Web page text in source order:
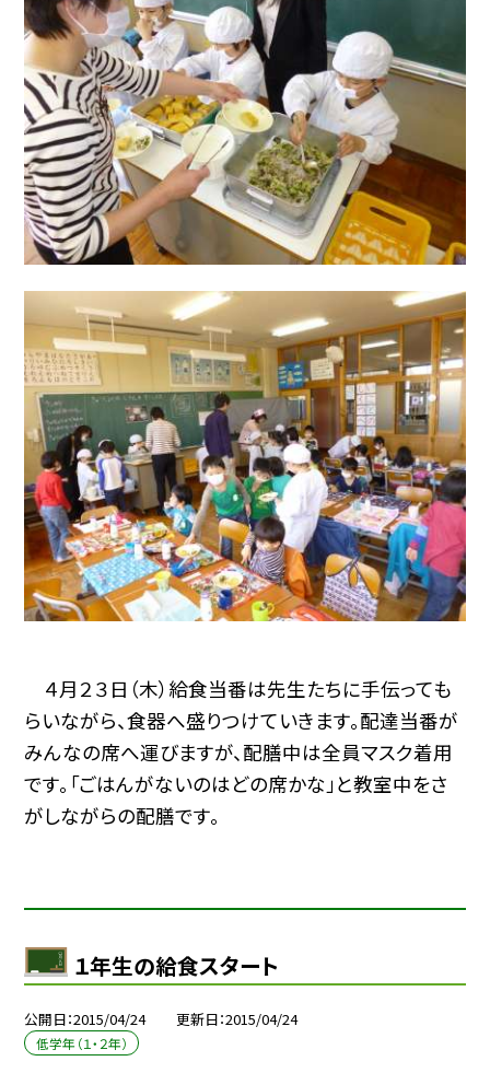
４月２３日（木）給食当番は先生たちに手伝っても
らいながら、食器へ盛りつけていきます。配達当番が
みんなの席へ運びますが、配膳中は全員マスク着用
です。「ごはんがないのはどの席かな」と教室中をさ
がしながらの配膳です。
１年生の給食スタート
公開日 2015/04/24 更新日 2015/04/24
低学年（１・２年）